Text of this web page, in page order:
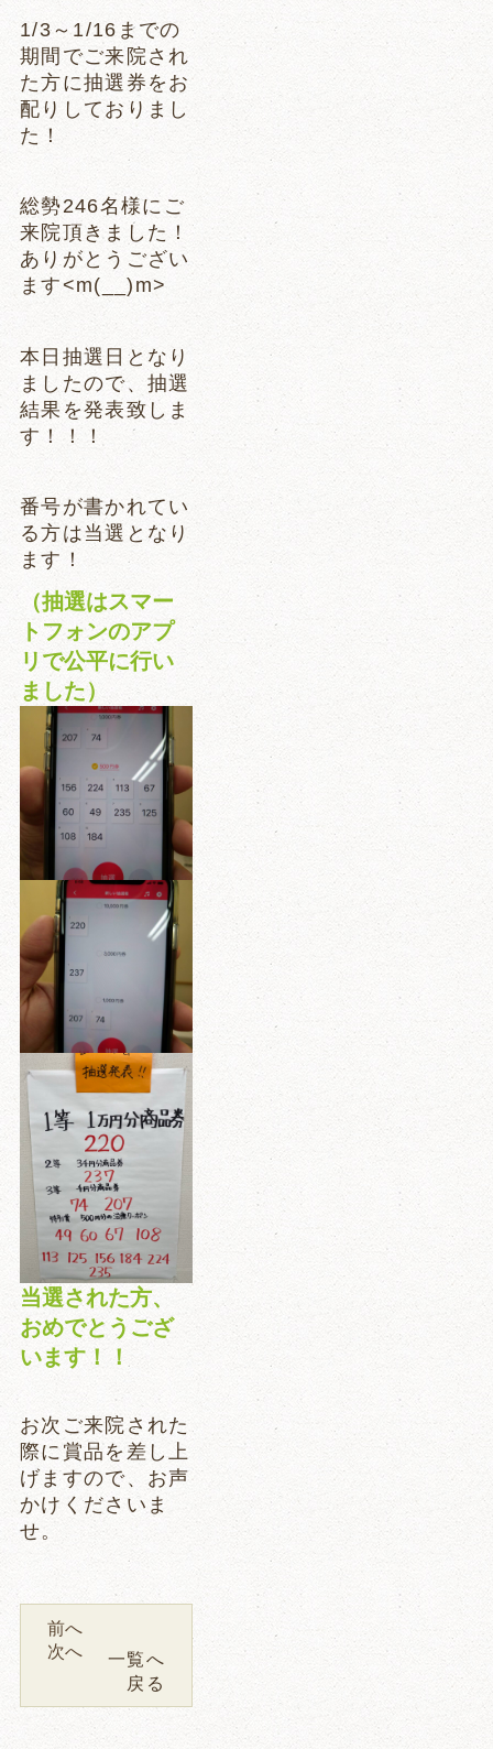
1/3～1/16までの
期間でご来院され
た方に抽選券をお
配りしておりまし
た！
総勢246名様にご
来院頂きました！
ありがとうござい
ます<m(__)m>
本日抽選日となり
ましたので、抽選
結果を発表致しま
す！！！
番号が書かれてい
る方は当選となり
ます！
（抽選はスマー
トフォンのアプ
リで公平に行い
ました）
当選された方、
おめでとうござ
います！！
お次ご来院された
際に賞品を差し上
げますので、お声
かけくださいま
せ。
前へ
次へ
一覧へ
戻る